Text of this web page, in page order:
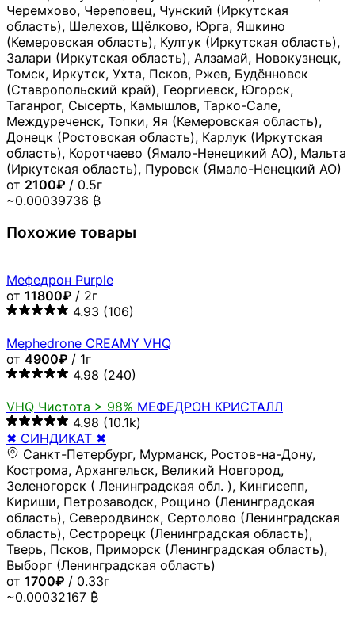
Черемхово, Череповец, Чунский (Иркутская
область), Шелехов, Щёлково, Юрга, Яшкино
(Кемеровская область), Култук (Иркутская область),
Залари (Иркутская область), Алзамай, Новокузнецк,
Томск, Иркутск, Ухта, Псков, Ржев, Будённовск
(Ставропольский край), Георгиевск, Югорск,
Таганрог, Сысерть, Камышлов, Тарко-Сале,
Междуреченск, Топки, Яя (Кемеровская область),
Донецк (Ростовская область), Карлук (Иркутская
область), Коротчаево (Ямало-Ненецикий АО), Мальта
(Иркутская область), Пуровск (Ямало-Ненецкий АО)
от 2100₽ / 0.5г
~0.00039736 ₿
Похожие товары
Мефедрон Purple
от 11800₽ / 2г
4.93 (106)
Mephedrone CREAMY VHQ
от 4900₽ / 1г
4.98 (240)
VHQ Чистота > 98% МЕФЕДРОН КРИСТАЛЛ
4.98 (10.1k)
✖ СИНДИКАТ ✖
Санкт-Петербург, Мурманск, Ростов-на-Дону,
Кострома, Архангельск, Великий Новгород,
Зеленогорск ( Ленинградская обл. ), Кингисепп,
Кириши, Петрозаводск, Рощино (Ленинградская
область), Северодвинск, Сертолово (Ленинградская
область), Сестрорецк (Ленинградская область),
Тверь, Псков, Приморск (Ленинградская область),
Выборг (Ленинградская область)
от 1700₽ / 0.33г
~0.00032167 ₿